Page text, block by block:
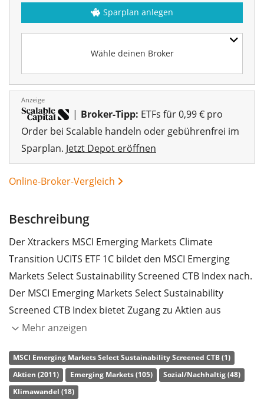
Wähle deinen Broker
Sparplan anlegen
Anzeige
| Broker-Tipp: ETFs für 0,99 € pro
Order bei Scalable handeln oder gebührenfrei im
Sparplan. Jetzt Depot eröffnen
Online-Broker-Vergleich
Beschreibung
Der Xtrackers MSCI Emerging Markets Climate
Transition UCITS ETF 1C bildet den MSCI Emerging
Markets Select Sustainability Screened CTB Index nach.
Der MSCI Emerging Markets Select Sustainability
Screened CTB Index bietet Zugang zu Aktien aus
Schwellenländern weltweit. Die Titelauswahl und -
Nachhaltigkeitskriterien und EU-Richtlinien zum
Klimaschutz. Ausgangsindex ist der MSCI Emerging
Markets Index.
Mehr anzeigen
MSCI Emerging Markets Select Sustainability Screened CTB (1)
Aktien (2011)
Emerging Markets (105)
Sozial/Nachhaltig (48)
Klimawandel (18)